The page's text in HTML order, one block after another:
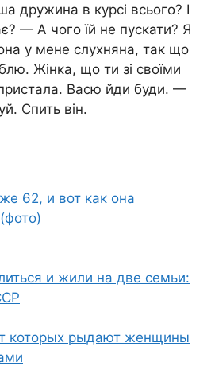
дружина в курсі всього? І
— А чого їй не пускати? Я
у мене слухняна, так що
Жінка, що ти зі своїми
Васю йди буди. —
Спить він.
62, и вот как она
и жили на две семьи:
которых рыдают женщины